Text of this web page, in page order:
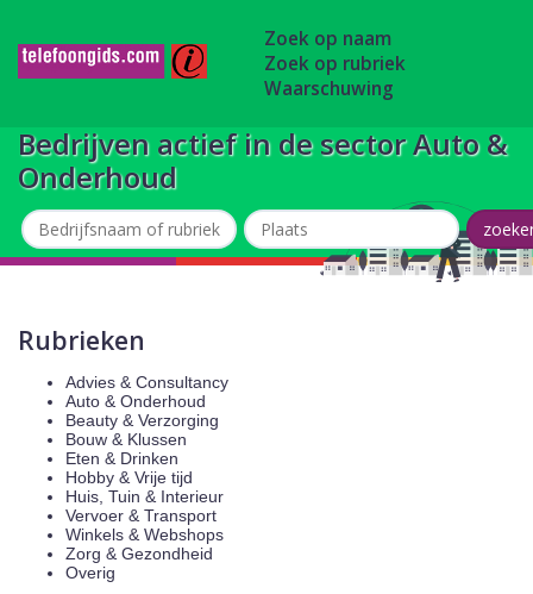
Zoek op naam
Zoek op rubriek
Waarschuwing
Bedrijven actief in de sector Auto &
Onderhoud
Rubrieken
Advies & Consultancy
Auto & Onderhoud
Beauty & Verzorging
Bouw & Klussen
Eten & Drinken
Hobby & Vrije tijd
Huis, Tuin & Interieur
Vervoer & Transport
Winkels & Webshops
Zorg & Gezondheid
Overig